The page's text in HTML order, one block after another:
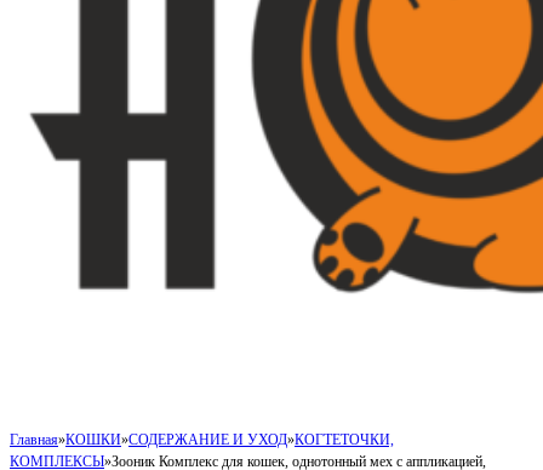
Главная»КОШКИ»СОДЕРЖАНИЕ И УХОД»КОГТЕТОЧКИ,
КОМПЛЕКСЫ»Зооник Комплекс для кошек, однотонный мех с аппликацией,